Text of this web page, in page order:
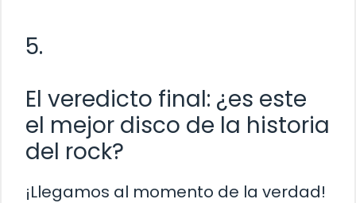
5.
El veredicto final: ¿es este
el mejor disco de la historia
del rock?
¡Llegamos al momento de la verdad!